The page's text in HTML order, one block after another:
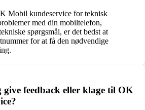
Mobil kundeservice for teknisk
med din mobiltelefon,
spørgsmål, er det bedst at
for at få den nødvendige
feedback eller klage til OK